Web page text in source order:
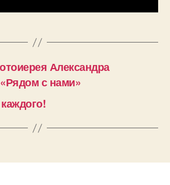
Александра
с нами»